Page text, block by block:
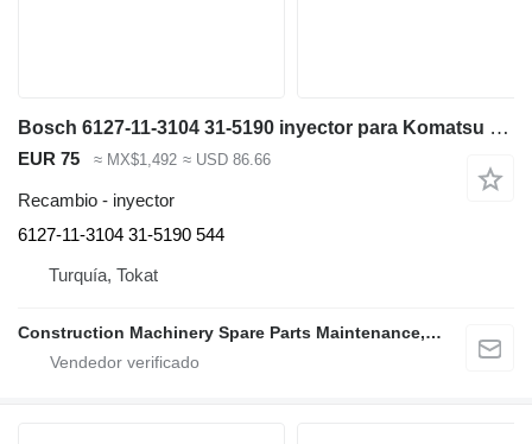
Bosch 6127-11-3104 31-5190 inyector para Komatsu D155 bulldozer
EUR 75 ≈ MX$1,492 ≈ USD 86.66
Recambio - inyector
6127-11-3104 31-5190 544
Turquía, Tokat
Construction Machinery Spare Parts Maintenance, Repair and Sales Company